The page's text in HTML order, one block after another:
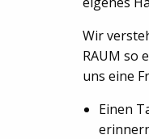
Wir
RAUM so
uns eine
Einen